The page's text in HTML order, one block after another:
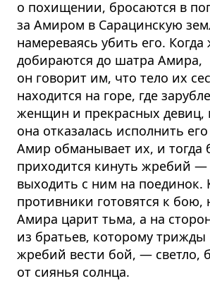
о похищении, бросаются в
за Амиром в Сарацинскую
намереваясь убить его. Когда
добираются до шатра Амира,
он говорит им, что тело их
находится на горе, где
женщин и прекрасных девиц,
она отказалась исполнить
Амир обманывает их, и тогда
приходится кинуть жребий —
выходить с ним на поединок.
противники готовятся к бою,
Амира царит тьма, а на
из братьев, которому трижды
жребий вести бой, — светло,
от сиянья солнца.